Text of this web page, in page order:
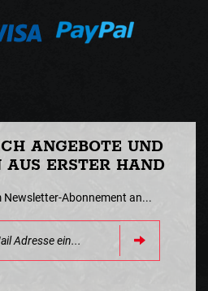
ANGEBOTE UND
ERSTER HAND
Newsletter-Abonnement an...